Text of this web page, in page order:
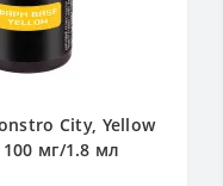
City, Yellow
мг/1.8 мл